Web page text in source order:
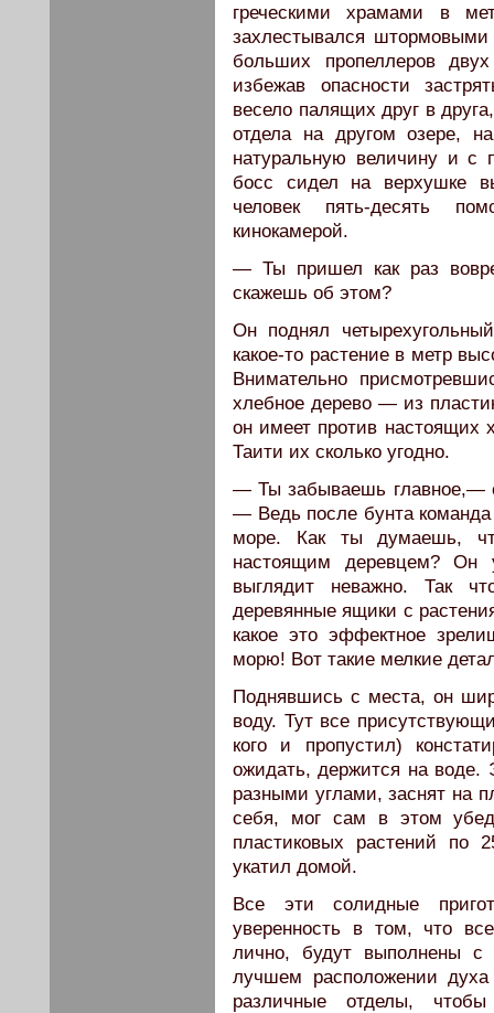
греческими храмами в
захлестывался
больших пропеллеров
избежав опасности
весело палящих друг в
отдела на другом озере,
натуральную величину и с
босс сидел на верхушке
человек пять-десять
кинокамерой.
— Ты пришел как раз
скажешь об этом?
Он поднял
какое-то растение в метр
Внимательно
хлебное дерево — из
он имеет против настоящих
Таити их сколько угодно.
— Ты забываешь главное,—
— Ведь после бунта команда
море. Как ты думаешь,
настоящим деревцем? Он
выглядит неважно. Так
деревянные ящики с
какое это эффектное
морю! Вот такие мелкие
Поднявшись с места, он
воду. Тут все
кого и пропустил)
ожидать, держится на воде.
разными углами, заснят на
себя, мог сам в этом
пластиковых растений по
укатил домой.
Все эти солидные
уверенность в том, что
лично, будут выполнены
лучшем расположении
различные отделы, чтобы